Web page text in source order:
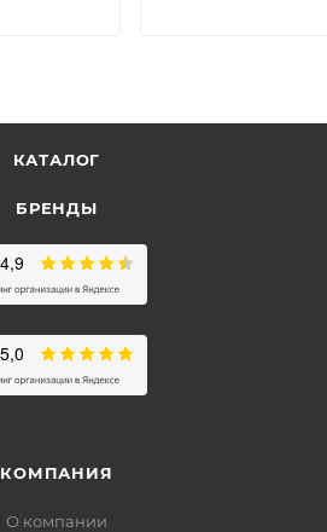
КАТАЛОГ
БРЕНДЫ
КОМПАНИЯ
О компании